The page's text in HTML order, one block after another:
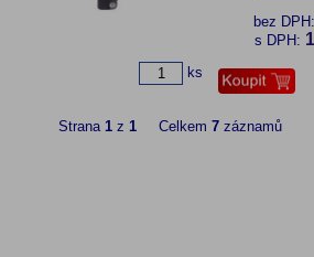
bez
s DPH:
ks
Strana 1z 1Celkem 7záznamů